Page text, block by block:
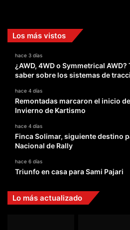
Los más vistos
hace 3 días
¿AWD, 4WD o Symmetrical
saber sobre los sistemas de
hace 4 días
Remontadas marcaron el inicio
Invierno de Kartismo
hace 4 días
Finca Solimar, siguiente destino
Nacional de Rally
hace 6 días
Triunfo en casa para Sami Pajari
Lo más actualizado